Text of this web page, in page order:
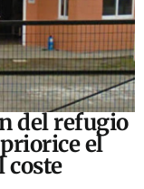
del refugio
el
coste